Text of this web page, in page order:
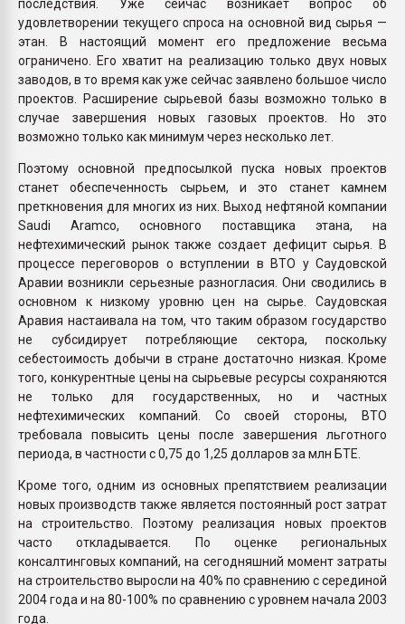
последствия. Уже сейчас возникает вопрос об
удовлетворении текущего спроса на основной вид сырья —
этан. В настоящий момент его предложение весьма
ограничено. Его хватит на реализацию только двух новых
заводов, в то время как уже сейчас заявлено большое число
проектов. Расширение сырьевой базы возможно только в
случае завершения новых газовых проектов. Но это
возможно только как минимум через несколько лет.
Поэтому основной предпосылкой пуска новых проектов
станет обеспеченность сырьем, и это станет камнем
преткновения для многих из них. Выход нефтяной компании
Saudi Aramco, основного поставщика этана, на
нефтехимический рынок также создает дефицит сырья. В
процессе переговоров о вступлении в ВТО у Саудовской
Аравии возникли серьезные разногласия. Они сводились в
основном к низкому уровню цен на сырье. Саудовская
Аравия настаивала на том, что таким образом государство
не субсидирует потребляющие сектора, поскольку
себестоимость добычи в стране достаточно низкая. Кроме
того, конкурентные цены на сырьевые ресурсы сохраняются
не только для государственных, но и частных
нефтехимических компаний. Со своей стороны, ВТО
требовала повысить цены после завершения льготного
периода, в частности с 0,75 до 1,25 долларов за млн БТЕ.
Кроме того, одним из основных препятствием реализации
новых производств также является постоянный рост затрат
на строительство. Поэтому реализация новых проектов
часто откладывается. По оценке региональных
консалтинговых компаний, на сегодняшний момент затраты
на строительство выросли на 40% по сравнению с серединой
2004 года и на 80-100% по сравнению с уровнем начала 2003
года.